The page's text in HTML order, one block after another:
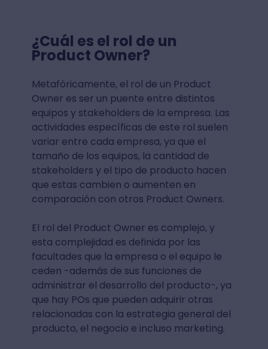
¿Cuál es el rol de un
Product Owner?
Metafóricamente, el rol de un Product
Owner es ser un puente entre distintos
equipos y stakeholders de la empresa. Las
actividades específicas de este rol suelen
variar entre cada empresa, ya que el
tamaño de los equipos, la cantidad de
stakeholders y el tipo de producto hacen
que estas cambien o aumenten en
comparación con otros Product Owners.
El rol del Product Owner es complejo, y
esta complejidad es definida por las
facultades que la empresa o el equipo le
ceden -además de sus funciones de
administrar el desarrollo del producto-, ya
que hay POs que pueden adquirir otras
relacionadas con la estrategia general del
producto, el negocio e incluso marketing.